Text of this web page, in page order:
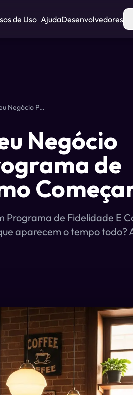
de Uso AjudaDesenvolvedores
5 Sinais de que Seu Negócio Precisa de um Programa de Fidelidade (E Como Começar)
Negócio
de
Programa de Fidelidade E
aparecem o tempo todo?